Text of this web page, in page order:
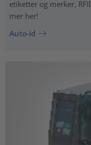
etiketter og merker,
mer her!
Auto-id